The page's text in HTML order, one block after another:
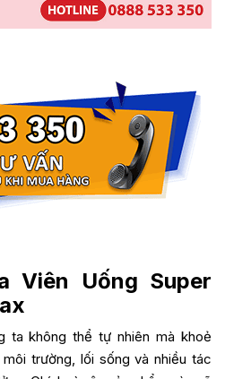
Viên Uống Super
ta không thể tự nhiên mà khoẻ
trường, lối sống và nhiều tác